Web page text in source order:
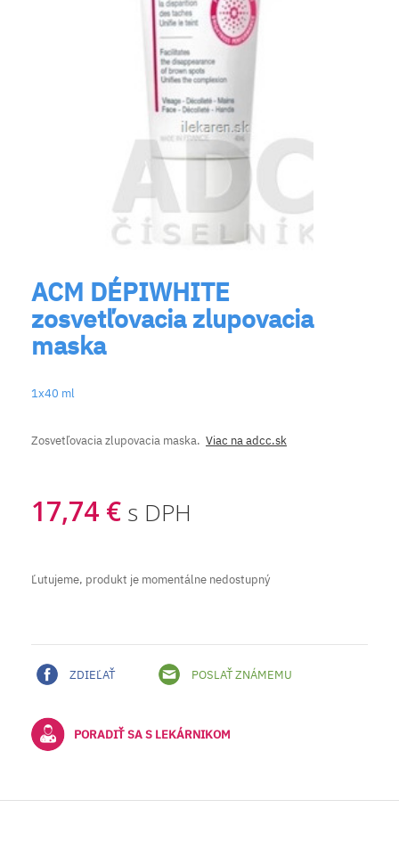
ACM DÉPIWHITE
zosvetľovacia zlupovacia
maska
1x40 ml
Zosvetľovacia zlupovacia maska. Viac na adcc.sk
17,74 € s DPH
Ľutujeme, produkt je momentálne nedostupný
ZDIEĽAŤ POSLAŤ ZNÁMEMU
PORADIŤ SA S LEKÁRNIKOM